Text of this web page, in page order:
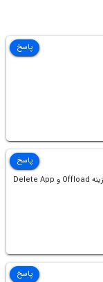
پاسخ
چرا تو قسمت iPhone Storage گزینه Offload و Delete App
پاسخ
پاسخ